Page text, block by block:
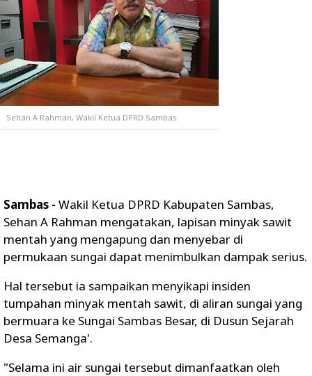
Sehan A Rahman, Wakil Ketua DPRD Sambas.
Sambas - Wakil Ketua DPRD Kabupaten Sambas,
Sehan A Rahman mengatakan, lapisan minyak sawit
mentah yang mengapung dan menyebar di
permukaan sungai dapat menimbulkan dampak serius.
Hal tersebut ia sampaikan menyikapi insiden
tumpahan minyak mentah sawit, di aliran sungai yang
bermuara ke Sungai Sambas Besar, di Dusun Sejarah
Desa Semanga'.
"Selama ini air sungai tersebut dimanfaatkan oleh